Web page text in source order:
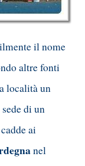
il nome
altre fonti
località un
di un
ai
nel